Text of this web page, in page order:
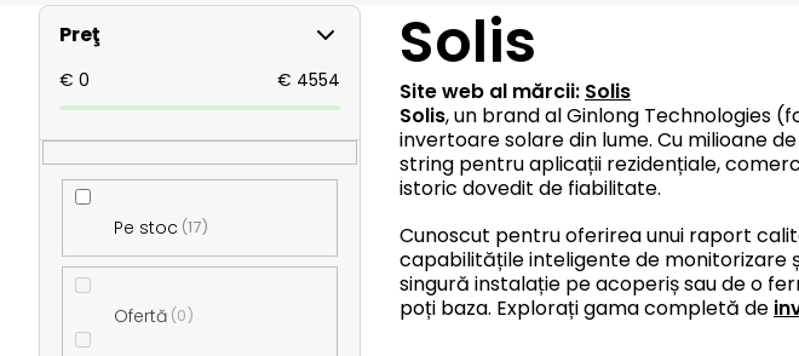
B
a
r
Preţ
€ 0 € 4554
Pe stoc 17
Ofertă 0
Solis
Site web al mărcii: Solis
Solis, un brand al Ginlong Technologies
invertoare solare din lume. Cu milioane
string pentru aplicații rezidențiale,
istoric dovedit de fiabilitate.
Cunoscut pentru oferirea unui raport
capabilitățile inteligente de monitorizare
singură instalație pe acoperiș sau de o
poți baza. Explorați gama completă de